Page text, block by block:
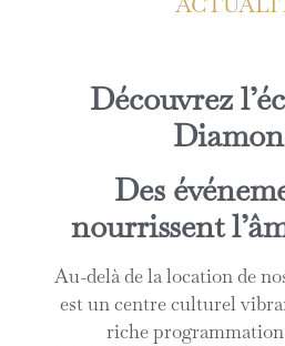
Découvrez
Des
nourrissent
Au-delà de la location de
est un centre culturel
riche programmation